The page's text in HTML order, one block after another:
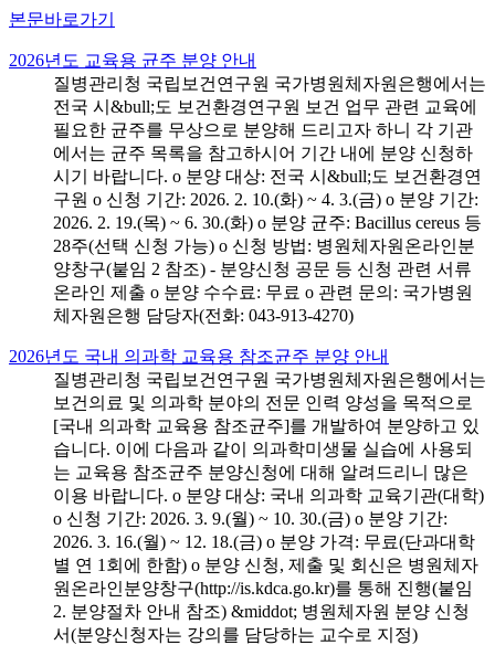
본문바로가기
2026년도 교육용 균주 분양 안내
질병관리청 국립보건연구원 국가병원체자원은행에서는
전국 시&bull;도 보건환경연구원 보건 업무 관련 교육에
필요한 균주를 무상으로 분양해 드리고자 하니 각 기관
에서는 균주 목록을 참고하시어 기간 내에 분양 신청하
시기 바랍니다. o 분양 대상: 전국 시&bull;도 보건환경연
구원 o 신청 기간: 2026. 2. 10.(화) ~ 4. 3.(금) o 분양 기간:
2026. 2. 19.(목) ~ 6. 30.(화) o 분양 균주: Bacillus cereus 등
28주(선택 신청 가능) o 신청 방법: 병원체자원온라인분
양창구(붙임 2 참조) - 분양신청 공문 등 신청 관련 서류
온라인 제출 o 분양 수수료: 무료 o 관련 문의: 국가병원
체자원은행 담당자(전화: 043-913-4270)
2026년도 국내 의과학 교육용 참조균주 분양 안내
질병관리청 국립보건연구원 국가병원체자원은행에서는
보건의료 및 의과학 분야의 전문 인력 양성을 목적으로
[국내 의과학 교육용 참조균주]를 개발하여 분양하고 있
습니다. 이에 다음과 같이 의과학미생물 실습에 사용되
는 교육용 참조균주 분양신청에 대해 알려드리니 많은
이용 바랍니다. o 분양 대상: 국내 의과학 교육기관(대학)
o 신청 기간: 2026. 3. 9.(월) ~ 10. 30.(금) o 분양 기간:
2026. 3. 16.(월) ~ 12. 18.(금) o 분양 가격: 무료(단과대학
별 연 1회에 한함) o 분양 신청, 제출 및 회신은 병원체자
원온라인분양창구(http://is.kdca.go.kr)를 통해 진행(붙임
2. 분양절차 안내 참조) &middot; 병원체자원 분양 신청
서(분양신청자는 강의를 담당하는 교수로 지정)